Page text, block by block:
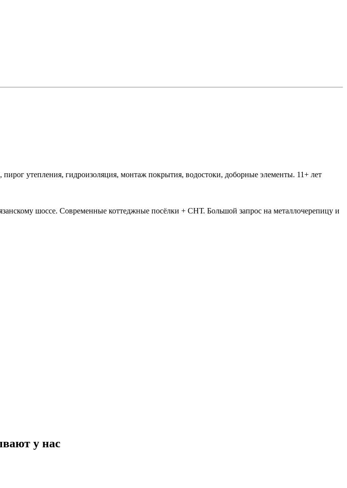
утепления, гидроизоляция, монтаж покрытия, водостоки, доборные элементы. 11+ лет
шоссе. Современные коттеджные посёлки + СНТ. Большой запрос на металлочерепицу и
у нас